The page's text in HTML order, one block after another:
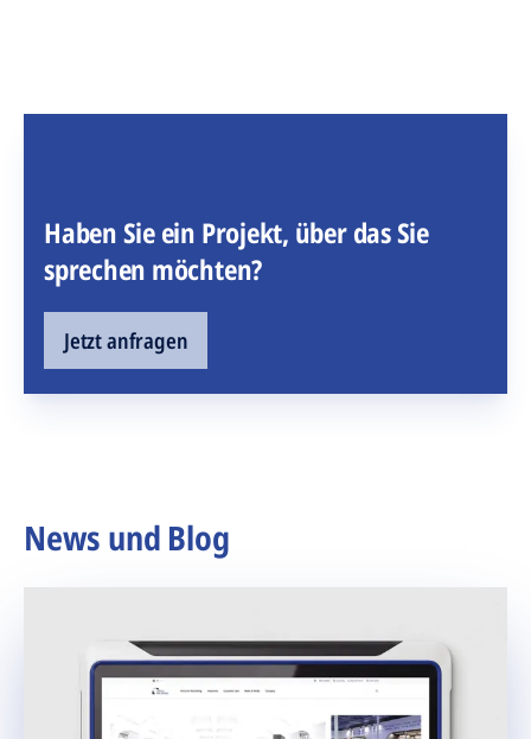
Haben Sie ein Projekt, über das Sie
sprechen möchten?
Jetzt anfragen
News und Blog